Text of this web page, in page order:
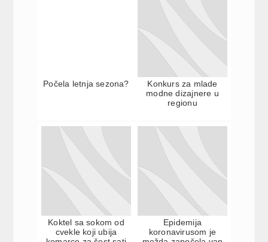
Počela letnja sezona?
Konkurs za mlade
modne dizajnere u
regionu
Koktel sa sokom od
cvekle koji ubija
Epidemija
koronavirusom je